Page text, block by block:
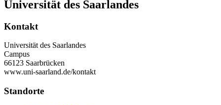
Universität des Saarlandes
Kontakt
Universität des Saarlandes
Campus
66123 Saarbrücken
www.uni-saarland.de/kontakt
Standorte